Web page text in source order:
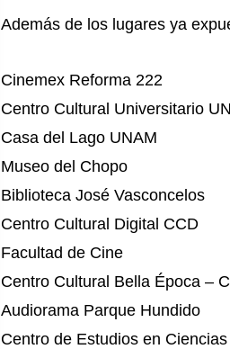
Además de los lugares ya
Cinemex Reforma 222
Centro Cultural Universitario
Casa del Lago UNAM
Museo del Chopo
Biblioteca José Vasconcelos
Centro Cultural Digital CCD
Facultad de Cine
Centro Cultural Bella Época –
Audiorama Parque Hundido
Centro de Estudios en